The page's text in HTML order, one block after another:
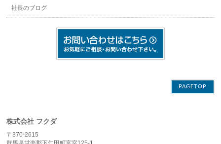
社長のブログ
PAGETOP
株式会社 フクダ
〒370-2615